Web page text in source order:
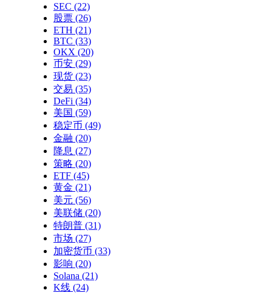
SEC (22)
股票 (26)
ETH (21)
BTC (33)
OKX (20)
币安 (29)
现货 (23)
交易 (35)
DeFi (34)
美国 (59)
稳定币 (49)
金融 (20)
降息 (27)
策略 (20)
ETF (45)
黄金 (21)
美元 (56)
美联储 (20)
特朗普 (31)
市场 (27)
加密货币 (33)
影响 (20)
Solana (21)
K线 (24)